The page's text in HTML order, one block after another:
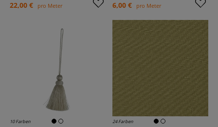
22,00 € pro Meter 6,00 € pro Meter
10 Farben 24 Farben